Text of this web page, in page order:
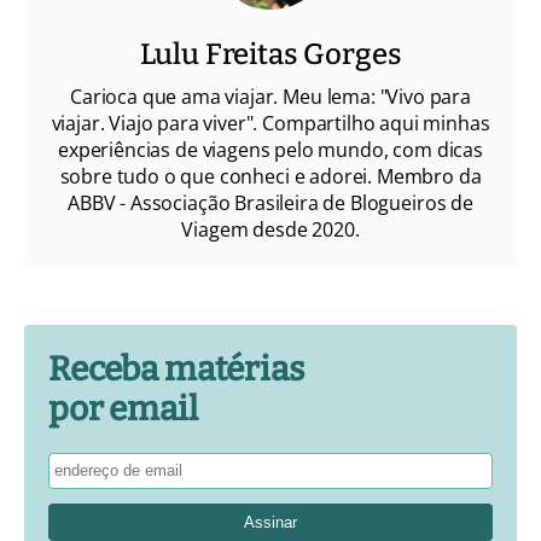
Lulu Freitas Gorges
Carioca que ama viajar. Meu lema: "Vivo para
viajar. Viajo para viver". Compartilho aqui minhas
experiências de viagens pelo mundo, com dicas
sobre tudo o que conheci e adorei. Membro da
ABBV - Associação Brasileira de Blogueiros de
Viagem desde 2020.
Receba matérias
por email